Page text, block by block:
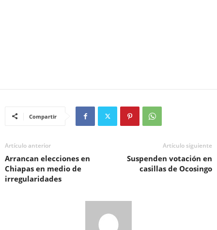
Compartir
Artículo anterior
Arrancan elecciones en
Chiapas en medio de
irregularidades
Artículo siguiente
Suspenden votación en
casillas de Ocosingo